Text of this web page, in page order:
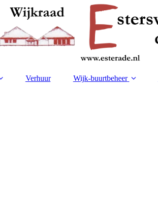
Verhuur Wijk-buurtbeheer